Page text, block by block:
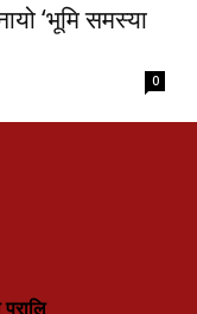
‘भूमि समस्या
0